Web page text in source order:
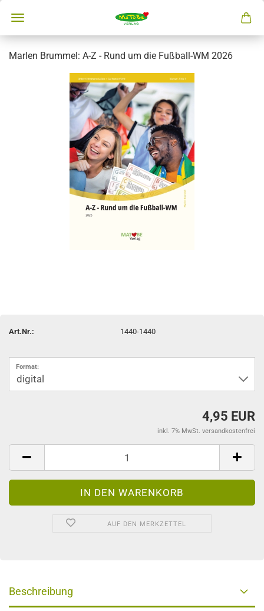
Marlen Brummel: A-Z - Rund um die Fußball-WM 2026
Art.Nr.: 1440-1440
Format:
4,95 EUR
inkl. 7% MwSt. versandkostenfrei
AUF DEN MERKZETTEL
Beschreibung